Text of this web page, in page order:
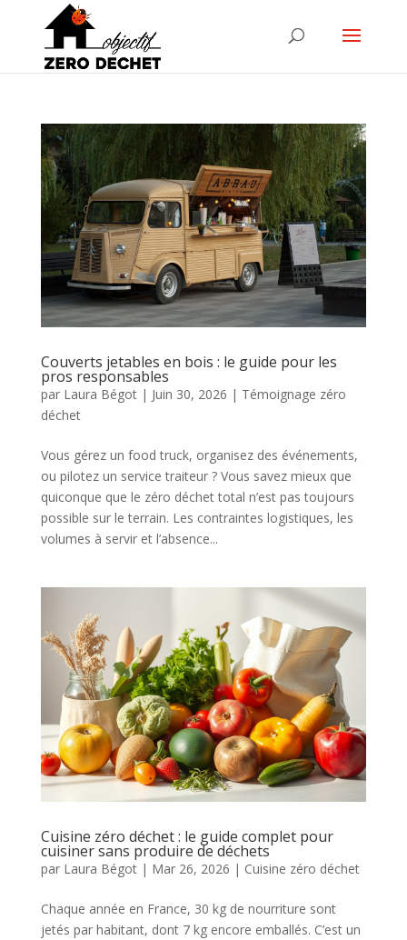
Couverts jetables en bois : le guide pour les
pros responsables
par Laura Bégot| Juin 30, 2026 | Témoignage zéro
déchet
Vous gérez un food truck, organisez des événements,
ou pilotez un service traiteur ? Vous savez mieux que
quiconque que le zéro déchet total n’est pas toujours
possible sur le terrain. Les contraintes logistiques, les
volumes à servir et l’absence...
Cuisine zéro déchet : le guide complet pour
cuisiner sans produire de déchets
par Laura Bégot| Mar 26, 2026 | Cuisine zéro déchet
Chaque année en France, 30 kg de nourriture sont
jetés par habitant, dont 7 kg encore emballés. C’est un